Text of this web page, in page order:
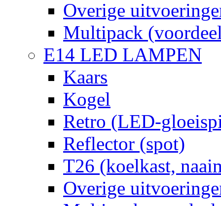
Overige
Multipack
E14 LED LAMPEN
Kaars
Kogel
Retro (LED-
Reflector (spot)
T26 (koelkast,
Overige